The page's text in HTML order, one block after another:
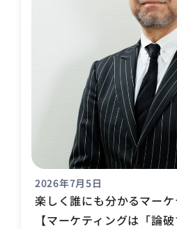
2026年7月5日
楽しく誰にも分かるマー
【マーケティングは「論